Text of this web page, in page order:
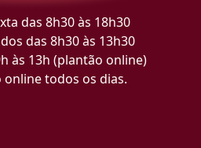
das 8h30 às 18h30
das 8h30 às 13h30
às 13h (plantão online)
todos os dias.